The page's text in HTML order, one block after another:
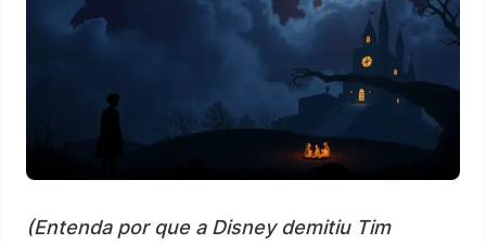
(Entenda por que a Disney demitiu Tim